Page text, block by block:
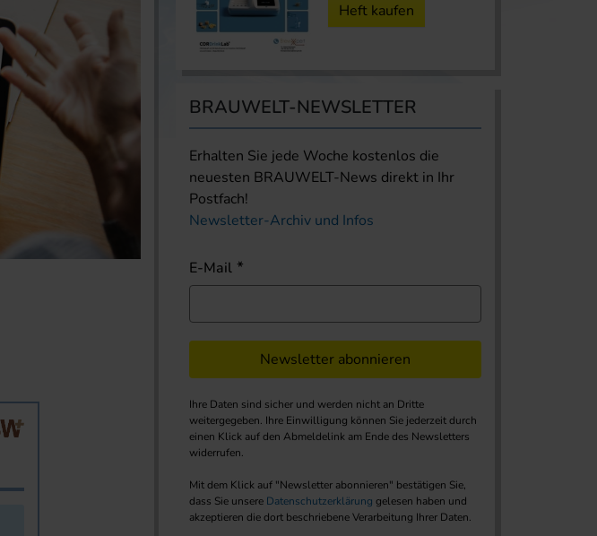
Heft kaufen
BRAUWELT-NEWSLETTER
Erhalten Sie jede Woche kostenlos die
neuesten BRAUWELT-News direkt in Ihr
Postfach!
Newsletter-Archiv und Infos
E-Mail
Newsletter abonnieren
Ihre Daten sind sicher und werden nicht an Dritte
weitergegeben. Ihre Einwilligung können Sie jederzeit durch
einen Klick auf den Abmeldelink am Ende des Newsletters
widerrufen.
Mit dem Klick auf "Newsletter abonnieren" bestätigen Sie,
dass Sie unsere Datenschutzerklärung gelesen haben und
akzeptieren die dort beschriebene Verarbeitung Ihrer Daten.